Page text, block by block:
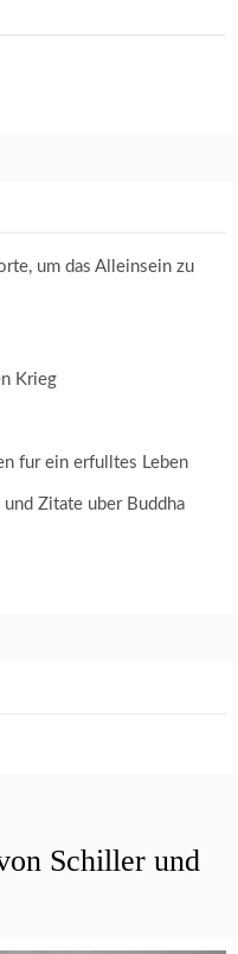
um das Alleinsein zu
Krieg
fur ein erfulltes Leben
Zitate uber Buddha
Schiller und